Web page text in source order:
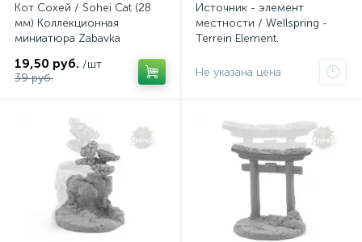
Кот Сохей / Sohei Cat (28
мм) Коллекционная
миниатюра Zabavka
19,50 руб. /шт
39 руб.
Источник - элемент
местности / Wellspring -
Terrein Element.
Zabavka
Не указана цена